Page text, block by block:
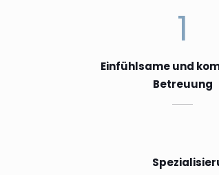
1
Einfühlsame und
Betreuung